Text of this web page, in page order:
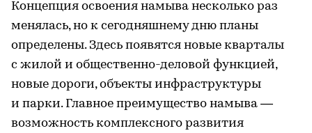
Концепция освоения намыва несколько раз
менялась, но к сегодняшнему дню планы
определены. Здесь появятся новые кварталы
с жилой и общественно-деловой функцией,
новые дороги, объекты инфраструктуры
и парки. Главное преимущество намыва —
возможность комплексного развития